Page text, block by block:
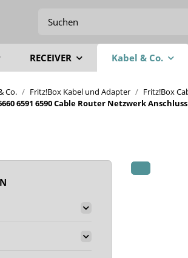
RECEIVER Kabel & Co.
Co. Fritz!Box Kabel und Adapter
Fritz!Box
6591 6590 Cable Router Netzwerk